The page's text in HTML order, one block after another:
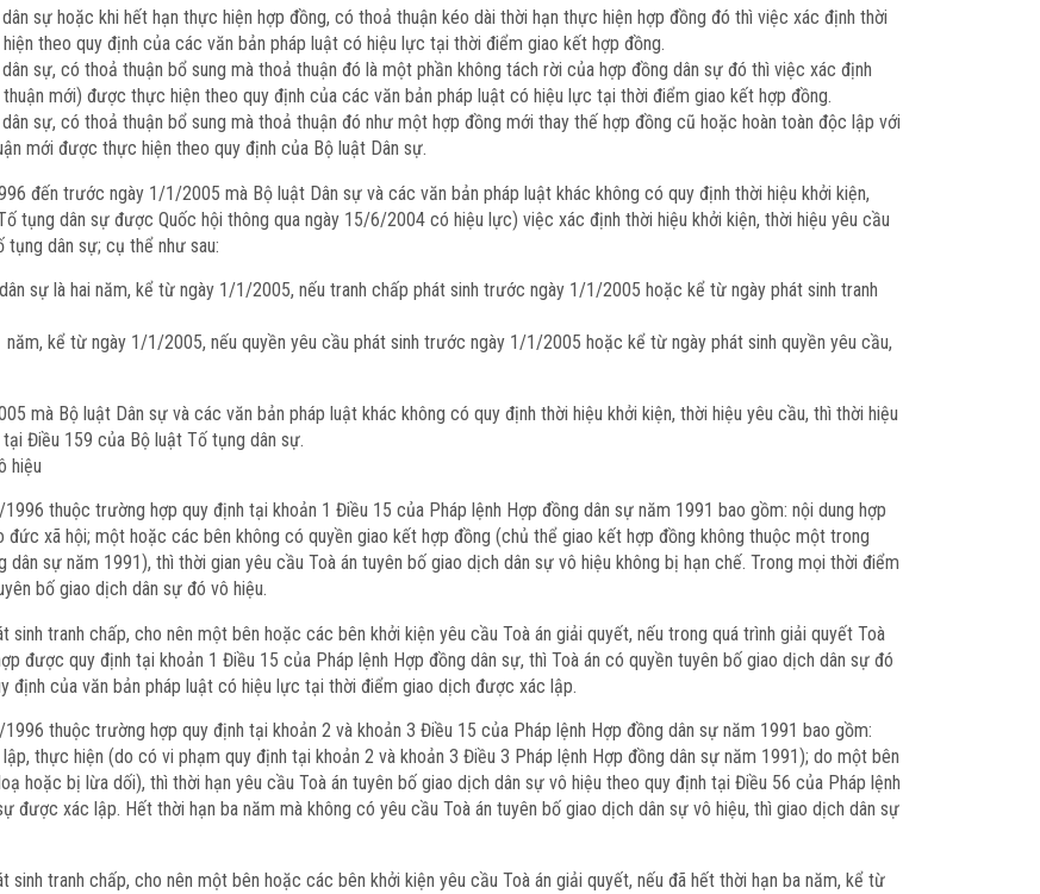
sự hoặc khi hết hạn thực hiện hợp đồng, có thoả thuận kéo dài thời hạn thực hiện hợp đồng đó thì việc xác định thời
theo quy định của các văn bản pháp luật có hiệu lực tại thời điểm giao kết hợp đồng.
sự, có thoả thuận bổ sung mà thoả thuận đó là một phần không tách rời của hợp đồng dân sự đó thì việc xác định
mới) được thực hiện theo quy định của các văn bản pháp luật có hiệu lực tại thời điểm giao kết hợp đồng.
sự, có thoả thuận bổ sung mà thoả thuận đó như một hợp đồng mới thay thế hợp đồng cũ hoặc hoàn toàn độc lập với
mới được thực hiện theo quy định của Bộ luật Dân sự.
đến trước ngày 1/1/2005 mà Bộ luật Dân sự và các văn bản pháp luật khác không có quy định thời hiệu khởi kiện,
tụng dân sự được Quốc hội thông qua ngày 15/6/2004 có hiệu lực) việc xác định thời hiệu khởi kiện, thời hiệu yêu cầu
dân sự; cụ thể như sau:
sự là hai năm, kể từ ngày 1/1/2005, nếu tranh chấp phát sinh trước ngày 1/1/2005 hoặc kể từ ngày phát sinh tranh
kể từ ngày 1/1/2005, nếu quyền yêu cầu phát sinh trước ngày 1/1/2005 hoặc kể từ ngày phát sinh quyền yêu cầu,
mà Bộ luật Dân sự và các văn bản pháp luật khác không có quy định thời hiệu khởi kiện, thời hiệu yêu cầu, thì thời hiệu
Điều 159 của Bộ luật Tố tụng dân sự.
hiệu
thuộc trường hợp quy định tại khoản 1 Điều 15 của Pháp lệnh Hợp đồng dân sự năm 1991 bao gồm: nội dung hợp
xã hội; một hoặc các bên không có quyền giao kết hợp đồng (chủ thể giao kết hợp đồng không thuộc một trong
sự năm 1991), thì thời gian yêu cầu Toà án tuyên bố giao dịch dân sự vô hiệu không bị hạn chế. Trong mọi thời điểm
bố giao dịch dân sự đó vô hiệu.
tranh chấp, cho nên một bên hoặc các bên khởi kiện yêu cầu Toà án giải quyết, nếu trong quá trình giải quyết Toà
được quy định tại khoản 1 Điều 15 của Pháp lệnh Hợp đồng dân sự, thì Toà án có quyền tuyên bố giao dịch dân sự đó
định của văn bản pháp luật có hiệu lực tại thời điểm giao dịch được xác lập.
thuộc trường hợp quy định tại khoản 2 và khoản 3 Điều 15 của Pháp lệnh Hợp đồng dân sự năm 1991 bao gồm:
thực hiện (do có vi phạm quy định tại khoản 2 và khoản 3 Điều 3 Pháp lệnh Hợp đồng dân sự năm 1991); do một bên
hoặc bị lừa dối), thì thời hạn yêu cầu Toà án tuyên bố giao dịch dân sự vô hiệu theo quy định tại Điều 56 của Pháp lệnh
được xác lập. Hết thời hạn ba năm mà không có yêu cầu Toà án tuyên bố giao dịch dân sự vô hiệu, thì giao dịch dân sự
tranh chấp, cho nên một bên hoặc các bên khởi kiện yêu cầu Toà án giải quyết, nếu đã hết thời hạn ba năm, kể từ